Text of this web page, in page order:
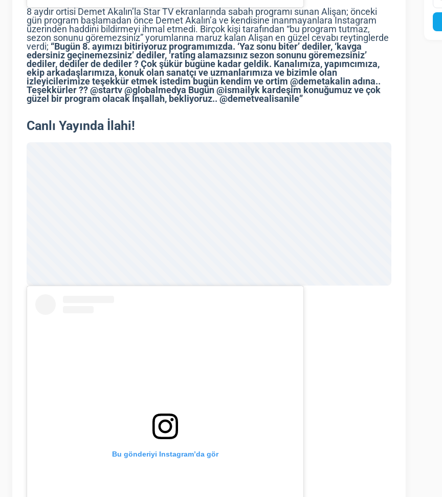
8 aydır ortisi Demet Akalın’la Star TV ekranlarında sabah programı sunan Alişan; önceki
gün program başlamadan önce Demet Akalın’a ve kendisine inanmayanlara Instagram
üzerinden haddini bildirmeyi ihmal etmedi. Birçok kişi tarafından “bu program tutmaz,
sezon sonunu göremezsiniz” yorumlarına maruz kalan Alişan en güzel cevabı reytinglerde
verdi; “Bugün 8. ayımızı bitiriyoruz programımızda. ‘Yaz sonu biter’ dediler, ‘kavga
edersiniz geçinemezsiniz’ dediler, ‘rating alamazsınız sezon sonunu göremezsiniz’
dediler, dediler de dediler ? Çok şükür bugüne kadar geldik. Kanalımıza, yapımcımıza,
ekip arkadaşlarımıza, konuk olan sanatçı ve uzmanlarımıza ve bizimle olan
izleyicilerimize teşekkür etmek istedim bugün kendim ve ortim @demetakalin adına..
Teşekkürler ?? @startv @globalmedya Bugün @ismailyk kardeşim konuğumuz ve çok
güzel bir program olacak İnşallah, bekliyoruz.. @demetvealisanile”
Canlı Yayında İlahi!
Bu gönderiyi Instagram’da gör